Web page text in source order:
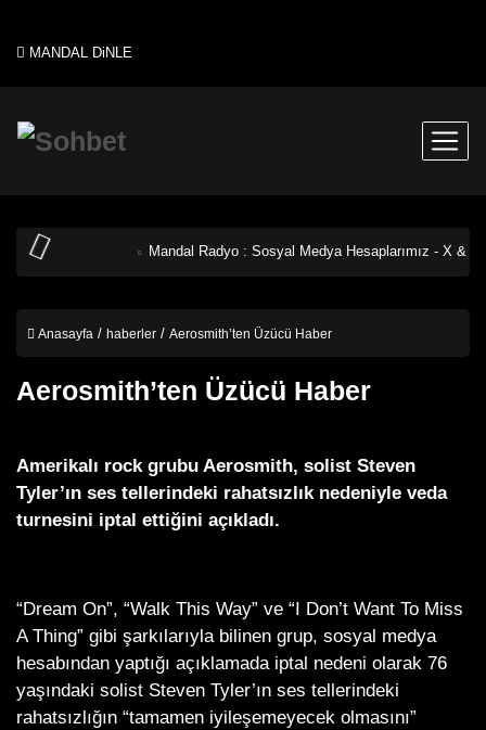
MANDAL DiNLE
Mandal Radyo : Sosyal Medya Hesaplarımız - X &
Anasayfa haberler Aerosmith’ten Üzücü Haber
Aerosmith’ten Üzücü Haber
Amerikalı rock grubu Aerosmith, solist Steven
Tyler’ın ses tellerindeki rahatsızlık nedeniyle veda
turnesini iptal ettiğini açıkladı.
“Dream On”, “Walk This Way” ve “I Don’t Want To Miss
A Thing” gibi şarkılarıyla bilinen grup, sosyal medya
hesabından yaptığı açıklamada iptal nedeni olarak 76
yaşındaki solist Steven Tyler’ın ses tellerindeki
rahatsızlığın “tamamen iyileşemeyecek olmasını”